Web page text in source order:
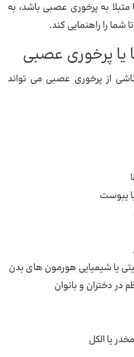
متبلا به پرخوری عصبی باشد، به
شما را راهنمایی کند.
یا پرخوری عصبی
از پرخوری عصبی می تواند
یبوست
یا شیمیایی هورمون های بدن
در دختران و بانوان
یا الکل